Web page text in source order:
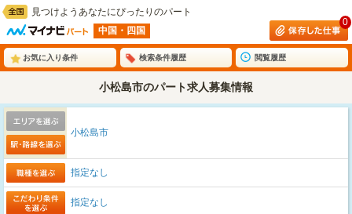
見つけようあなたにぴったりのパート
中国・四国
0
お気に入り条件 検索条件履歴 閲覧履歴
小松島市のパート求人募集情報
小松島市
指定なし
指定なし